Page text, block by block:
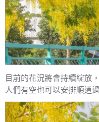
目前的花況將會持續綻放
人們有空也可以安排順道